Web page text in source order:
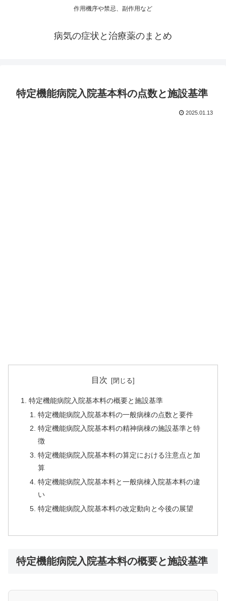
作用機序や禁忌、副作用など
病気の症状と治療薬のまとめ
特定機能病院入院基本料の点数と施設基準
2025.01.13
目次
特定機能病院入院基本料の概要と施設基準
特定機能病院入院基本料の一般病棟の点数と要件
特定機能病院入院基本料の精神病棟の施設基準と特
徴
特定機能病院入院基本料の算定における注意点と加
算
特定機能病院入院基本料と一般病棟入院基本料の違
い
特定機能病院入院基本料の改定動向と今後の展望
特定機能病院入院基本料の概要と施設基準